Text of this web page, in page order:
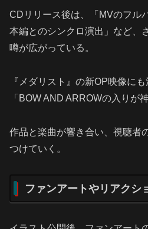
CDリリース後は、「MVのフル
本編とのシンクロ演出」など、
噂が広がっている。
『メダリスト』の新OP映像に
「BOW AND ARROWの入りが
作品と楽曲が響き合い、視聴者
つけていく。
ファンアートやリアクシ